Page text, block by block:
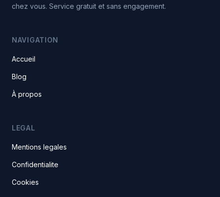
chez vous. Service gratuit et sans engagement.
NAVIGATION
Accueil
Blog
À propos
LEGAL
Mentions legales
Confidentialite
Cookies